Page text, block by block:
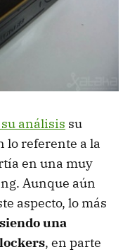
análisis su
lo referente a la
en una muy
Aunque aún
aspecto, lo más
una
, en parte